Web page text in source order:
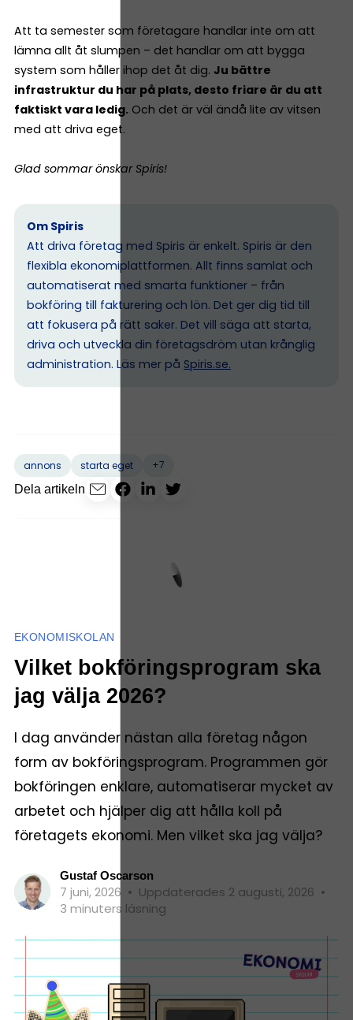
Att ta semester som företagare handlar inte om att
lämna allt åt slumpen – det handlar om att bygga
system som håller ihop det åt dig. Ju bättre
infrastruktur du har på plats, desto friare är du att
faktiskt vara ledig. Och det är väl ändå lite av vitsen
med att driva eget.
Glad sommar önskar Spiris!
Om Spiris
Att driva företag med Spiris är enkelt. Spiris är den
flexibla ekonomiplattformen. Allt finns samlat och
automatiserat med smarta funktioner – från
bokföring till fakturering och lön. Det ger dig tid till
att fokusera på rätt saker. Det vill säga att starta,
driva och utveckla din företagsdröm utan krånglig
administration. Läs mer på Spiris.se.
annons starta eget
+7
Dela artikeln
EKONOMISKOLAN
Vilket bokföringsprogram ska
jag välja 2026?
I dag använder nästan alla företag någon
form av bokföringsprogram. Programmen gör
bokföringen enklare, automatiserar mycket av
arbetet och hjälper dig att hålla koll på
företagets ekonomi. Men vilket ska jag välja?
Gustaf Oscarson
7 juni, 2026 • Uppdaterades 2 augusti, 2026 •
3 minuters läsning